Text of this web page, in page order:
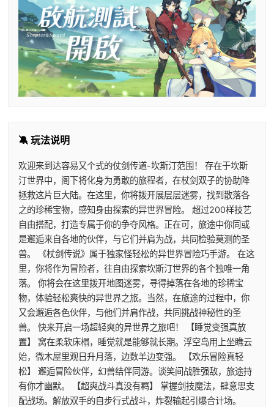
🔕 玩法说明
欢迎来到达容易又个式的仗剑传道-坎斯汀范围！ 存在于坎斯
汀世界中，阁下将化身为勇敢的旅程者，在杖剑双子的协助降
拯救这片巨大陆。在这里，你将拨开展层层迷雾，找到散落各
之的珍稀宝物，感知身由探索的异世界冒险。 超过200样技艺
自由搭配，打造专属于你的争夺风格。正在可，旅途中你同或
是邂逅来自各地的伙伴，与它们并肩为战，共同检验莫测的圣
兽。 《杖剑传说》属于独家怪轻松的异世界冒险巧手游。 在这
里，你将作为冒险者，往自由探索坎斯汀世界的各个独唯一角
落。 你将会在这里拨开地图迷雾，寻得掉落在各地的珍稀宝
物，体验轻松爽快的异世界之旅。当然，在旅途的过程中，你
又会邂逅各色伙伴，与他们并肩作战，共同挑战神秘性的圣
兽。 快来开启一场超轻爽的异世界之旅吧！ 【睡觉变强真放
置】 窝在柔软床榻，睡觉就是能够就长期。浮空岛用上坐瞧云
始，微木屋里观日升月落，边数羊边变强。 【欢乐冒险真轻
松】 邂逅冒险伙伴，幻兽结伴同游。谈笑间战胜强敌，旅途持
有你才幽默。 【超爽战斗真没有羁】 掌握剑技魔法，肆意思支
配战场。解放双手的自步行式战斗，炸裂输起引爆合计场。